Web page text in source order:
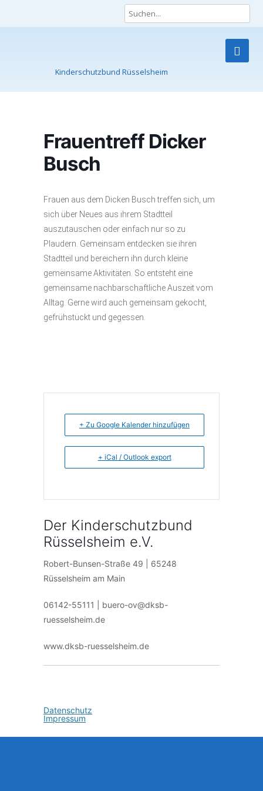
Kinderschutzbund Rüsselsheim
Skip
Frauentreff Dicker
Busch
Frauen aus dem Dicken Busch treffen sich, um
sich über Neues aus ihrem Stadtteil
auszutauschen oder einfach nur so zu
Plaudern. Gemeinsam entdecken sie ihren
Stadtteil und bereichern ihn durch kleine
gemeinsame Aktivitäten. So entsteht eine
gemeinsame nachbarschaftliche Auszeit vom
Alltag. Gerne wird auch gemeinsam gekocht,
gefrühstückt und gegessen.
+ Zu Google Kalender hinzufügen
+ iCal / Outlook export
Der Kinderschutzbund
Rüsselsheim e.V.
Robert-Bunsen-Straße 49 | 65248
Rüsselsheim am Main
06142-55111 | buero-ov@dksb-
ruesselsheim.de
www.dksb-ruesselsheim.de
Datenschutz
Impressum